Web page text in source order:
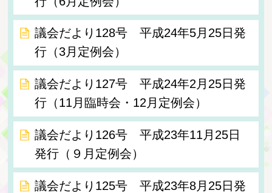
議会だより128号 平成24年5月25日発
行（3月定例会）
議会だより127号 平成24年2月25日発
行（11月臨時会・12月定例会）
議会だより126号 平成23年11月25日
発行（９月定例会）
議会だより125号 平成23年8月25日発